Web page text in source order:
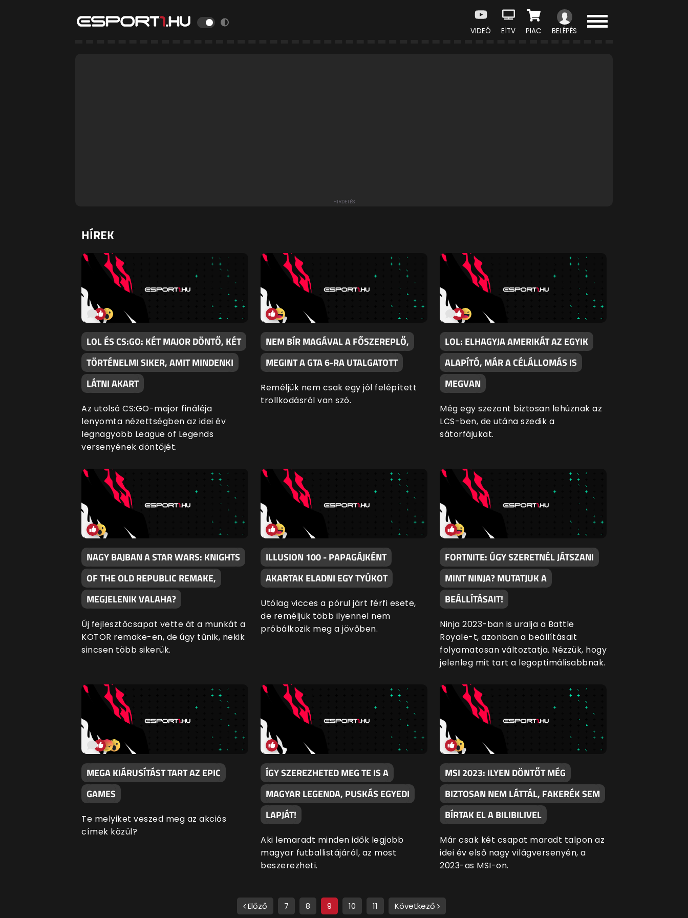
VIDEÓ E1TV PIAC BELÉPÉS
HÍREK
LOL ÉS CS:GO: KÉT MAJOR DÖNTŐ, KÉT
TÖRTÉNELMI SIKER, AMIT MINDENKI
LÁTNI AKART
Az utolsó CS:GO-major fináléja
lenyomta nézettségben az idei év
legnagyobb League of Legends
versenyének döntőjét.
NEM BÍR MAGÁVAL A FŐSZEREPLŐ,
MEGINT A GTA 6-RA UTALGATOTT
Reméljük nem csak egy jól felépített
trollkodásról van szó.
LOL: ELHAGYJA AMERIKÁT AZ EGYIK
ALAPÍTÓ, MÁR A CÉLÁLLOMÁS IS
MEGVAN
Még egy szezont biztosan lehúznak az
LCS-ben, de utána szedik a
sátorfájukat.
NAGY BAJBAN A STAR WARS: KNIGHTS
OF THE OLD REPUBLIC REMAKE,
MEGJELENIK VALAHA?
Új fejlesztőcsapat vette át a munkát a
KOTOR remake-en, de úgy tűnik, nekik
sincsen több sikerük.
ILLUSION 100 - PAPAGÁJKÉNT
AKARTAK ELADNI EGY TYÚKOT
Utólag vicces a pórul járt férfi esete,
de reméljük több ilyennel nem
próbálkozik meg a jövőben.
FORTNITE: ÚGY SZERETNÉL JÁTSZANI
MINT NINJA? MUTATJUK A
BEÁLLÍTÁSAIT!
Ninja 2023-ban is uralja a Battle
Royale-t, azonban a beállításait
folyamatosan változtatja. Nézzük, hogy
jelenleg mit tart a legoptimálisabbnak.
MEGA KIÁRUSÍTÁST TART AZ EPIC
GAMES
Te melyiket veszed meg az akciós
címek közül?
ÍGY SZEREZHETED MEG TE IS A
MAGYAR LEGENDA, PUSKÁS EGYEDI
LAPJÁT!
Aki lemaradt minden idők legjobb
magyar futballistájáról, az most
beszerezheti.
MSI 2023: ILYEN DÖNTŐT MÉG
BIZTOSAN NEM LÁTTÁL, FAKERÉK SEM
BÍRTAK EL A BILIBILIVEL
Már csak két csapat maradt talpon az
idei év első nagy világversenyén, a
2023-as MSI-on.
Előző 7 8 9 10 11 Következő